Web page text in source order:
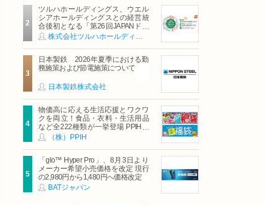
ツルハホールディングス、ウエル
シアホールディングスとの経営統
合後初となる「第26回JAPANドラ
ッグストアショー」に出展
株式会社ツルハホールディングス
日本製鉄 2026年夏季における勤
務施策および節電施策について
日本製鉄株式会社
物価高に応える生活応援とワクワ
クを両立！食品・衣料・生活用品
など全222種類が一挙登場 PPIHグ
ループ「夏福袋」＆セール 8月6日
（株）PPIH
「glo™ Hyper Pro」、8月3日より
メーカー希望小売価格を改定 現行
の2,980円から1,480円へ価格改定
BATジャパン